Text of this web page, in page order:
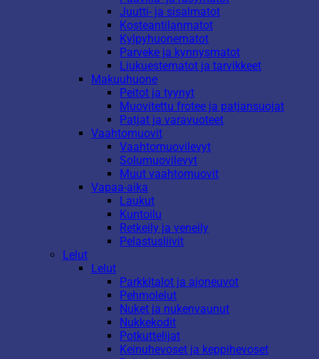
Juutti- ja sisalmatot
Kosteantilanmatot
Kylpyhuonematot
Parveke ja kynnysmatot
Liukuestematot ja tarvikkeet
Makuuhuone
Peitot ja tyynyt
Muovitettu frotee ja patjansuojat
Patjat ja varavuoteet
Vaahtomuovit
Vaahtomuovilevyt
Solumuovilevyt
Muut vaahtomuovit
Vapaa-aika
Laukut
Kuntoilu
Retkeily ja veneily
Pelastusliivit
Lelut
Lelut
Parkkitalot ja ajoneuvot
Pehmolelut
Nuket ja nukenvaunut
Nukkekodit
Potkuttelijat
Keinuhevoset ja keppihevoset